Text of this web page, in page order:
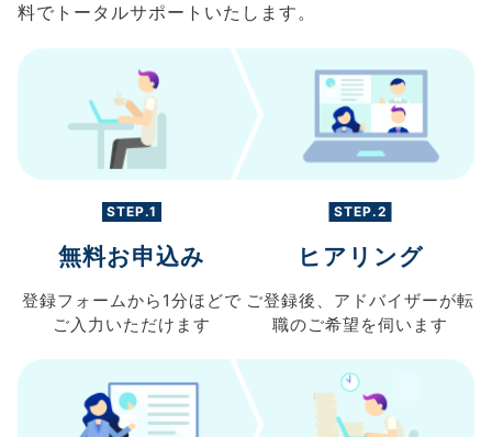
料でトータルサポートいたします。
STEP.1
無料お申込み
登録フォームから 1分ほどで
ご入力 いただけます
STEP.2
ヒアリング
ご登録後、 アドバイザーが転
職のご希望を伺います